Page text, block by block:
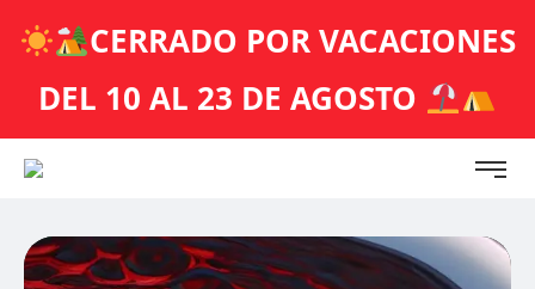
CERRADO POR VACACIONES
DEL 10 AL 23 DE AGOSTO